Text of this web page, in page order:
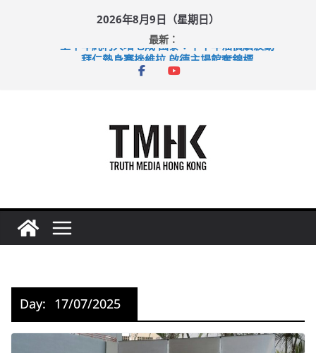
2026年8月9日（星期日）
最新：
上半年純利大增七成 國泰：下半年油價續波動
拜仁熱身賽挫維拉 啟德主場館奪錦標
性罪行修例獲九成支持 鄧炳強：爭取今屆任期內完成立法
Day: 17/07/2025